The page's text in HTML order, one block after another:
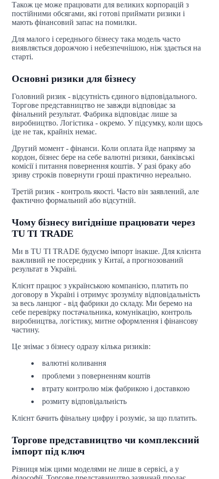
Також це може працювати для великих корпорацій з
постійними обсягами, які готові приймати ризики і
мають фінансовий запас на помилки.
Для малого і середнього бізнесу така модель часто
виявляється дорожчою і небезпечнішою, ніж здається на
старті.
Основні ризики для бізнесу
Головний ризик - відсутність єдиного відповідального.
Торгове представництво не завжди відповідає за
фінальний результат. Фабрика відповідає лише за
виробництво. Логістика - окремо. У підсумку, коли щось
іде не так, крайніх немає.
Другий момент - фінанси. Коли оплата йде напряму за
кордон, бізнес бере на себе валютні ризики, банківські
комісії і питання повернення коштів. У разі браку або
зриву строків повернути гроші практично нереально.
Третій ризик - контроль якості. Часто він заявлений, але
фактично формальний або відсутній.
Чому бізнесу вигідніше працювати через
TU TI TRADE
Ми в TU TI TRADE будуємо імпорт інакше. Для клієнта
важливий не посередник у Китаї, а прогнозований
результат в Україні.
Клієнт працює з українською компанією, платить по
договору в Україні і отримує зрозумілу відповідальність
за весь ланцюг - від фабрики до складу. Ми беремо на
себе перевірку постачальника, комунікацію, контроль
виробництва, логістику, митне оформлення і фінансову
частину.
Це знімає з бізнесу одразу кілька ризиків:
валютні коливання
проблеми з поверненням коштів
втрату контролю між фабрикою і доставкою
розмиту відповідальність
Клієнт бачить фінальну цифру і розуміє, за що платить.
Торгове представництво чи комплексний
імпорт під ключ
Різниця між цими моделями не лише в сервісі, а у